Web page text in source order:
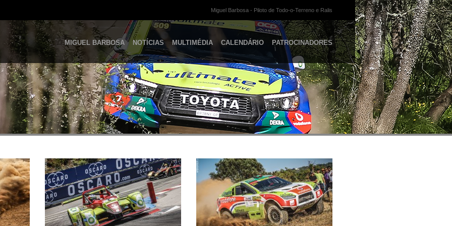
Miguel Barbosa - Piloto de Todo-o-Terreno e Ralis
MIGUEL BARBOSA NOTÍCIAS MULTIMÉDIA CALENDÁRIO PATROCINADORES